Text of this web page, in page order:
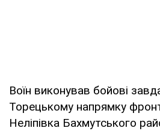
Воїн виконував бойові
Торецькому напрямку
Неліпівка Бахмутського